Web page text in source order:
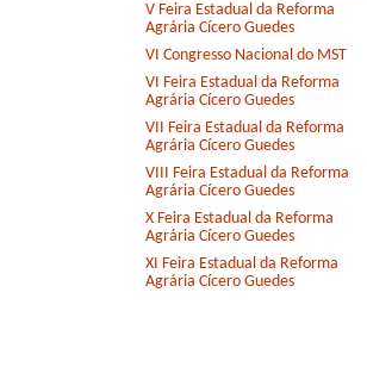
V Feira Estadual da Reforma
Agrária Cícero Guedes
VI Congresso Nacional do MST
VI Feira Estadual da Reforma
Agrária Cícero Guedes
VII Feira Estadual da Reforma
Agrária Cícero Guedes
VIII Feira Estadual da Reforma
Agrária Cícero Guedes
X Feira Estadual da Reforma
Agrária Cícero Guedes
XI Feira Estadual da Reforma
Agrária Cícero Guedes